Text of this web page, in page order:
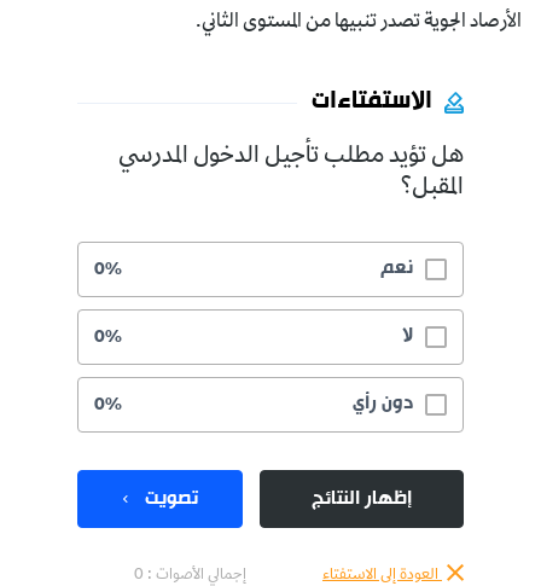
الأرصاد الجوية تصدر تنبيها من المستوى الثاني.
الاستفتاءات
هل تؤيد مطلب تأجيل الدخول المدرسي
المقبل؟
نعم 0%
لا 0%
دون رأي 0%
إظهار النتائج تصويت
العودة إلى الاستفتاء إجمالي الأصوات : 0